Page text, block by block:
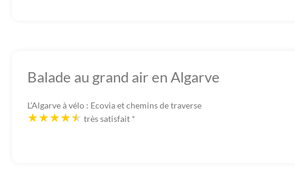
Balade au grand air en Algarve
L’Algarve à vélo : Ecovia et chemins de traverse
très satisfait *